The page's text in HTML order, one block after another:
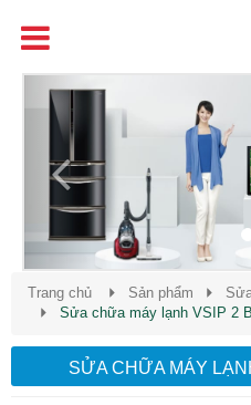
Previous
Trang chủ Sản phẩm
Sửa chữa máy lạnh VSIP 2
SỬA CHỮA MÁY